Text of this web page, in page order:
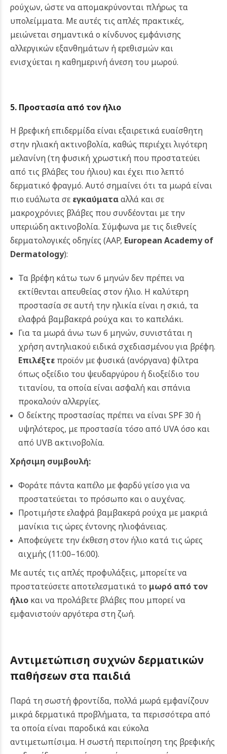
ρούχων, ώστε να απομακρύνονται πλήρως τα
υπολείμματα. Με αυτές τις απλές πρακτικές,
μειώνεται σημαντικά ο κίνδυνος εμφάνισης
αλλεργικών εξανθημάτων ή ερεθισμών και
ενισχύεται η καθημερινή άνεση του μωρού.
5. Προστασία από τον ήλιο
Η βρεφική επιδερμίδα είναι εξαιρετικά ευαίσθητη
στην ηλιακή ακτινοβολία, καθώς περιέχει λιγότερη
μελανίνη (τη φυσική χρωστική που προστατεύει
από τις βλάβες του ήλιου) και έχει πιο λεπτό
δερματικό φραγμό. Αυτό σημαίνει ότι τα μωρά είναι
πιο ευάλωτα σε εγκαύματααλλά και σε
μακροχρόνιες βλάβες που συνδέονται με την
υπεριώδη ακτινοβολία. Σύμφωνα με τις διεθνείς
δερματολογικές οδηγίες (AAP, European Academy of
Dermatology):
Τα βρέφη κάτω των 6 μηνών δεν πρέπει να
εκτίθενται απευθείας στον ήλιο. Η καλύτερη
προστασία σε αυτή την ηλικία είναι η σκιά, τα
ελαφρά βαμβακερά ρούχα και το καπελάκι.
Για τα μωρά άνω των 6 μηνών, συνιστάται η
χρήση αντηλιακού ειδικά σχεδιασμένου για βρέφη.
Επιλέξτεπροϊόν με φυσικά (ανόργανα) φίλτρα
όπως οξείδιο του ψευδαργύρου ή διοξείδιο του
τιτανίου, τα οποία είναι ασφαλή και σπάνια
προκαλούν αλλεργίες.
Ο δείκτης προστασίας πρέπει να είναι SPF 30 ή
υψηλότερος, με προστασία τόσο από UVA όσο και
από UVB ακτινοβολία.
Χρήσιμη συμβουλή:
Φοράτε πάντα καπέλο με φαρδύ γείσο για να
προστατεύεται το πρόσωπο και ο αυχένας.
Προτιμήστε ελαφρά βαμβακερά ρούχα με μακριά
μανίκια τις ώρες έντονης ηλιοφάνειας.
Αποφεύγετε την έκθεση στον ήλιο κατά τις ώρες
αιχμής (11:00–16:00).
Με αυτές τις απλές προφυλάξεις, μπορείτε να
προστατεύσετε αποτελεσματικά το μωρό από τον
ήλιο και να προλάβετε βλάβες που μπορεί να
εμφανιστούν αργότερα στη ζωή.
Αντιμετώπιση συχνών δερματικών
παθήσεων στα παιδιά
Παρά τη σωστή φροντίδα, πολλά μωρά εμφανίζουν
μικρά δερματικά προβλήματα, τα περισσότερα από
τα οποία είναι παροδικά και εύκολα
αντιμετωπίσιμα. Η σωστή περιποίηση της βρεφικής